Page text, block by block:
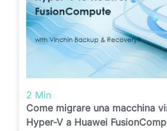
2 Min
Come migrare una macchina
Hyper-V a Huawei